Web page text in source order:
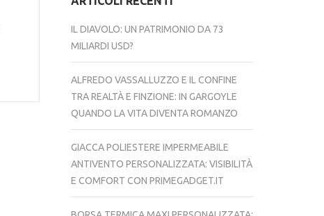
IL DIAVOLO: UN PATRIMONIO DA 73
MILIARDI USD?
ALFREDO VASSALLUZZO E IL CONFINE
TRA REALTÀ E FINZIONE: IN GARGOYLE
QUANDO LA VITA DIVENTA ROMANZO
GIACCA POLIESTERE IMPERMEABILE
ANTIVENTO PERSONALIZZATA: VISIBILITÀ
E COMFORT CON PRIMEGADGET.IT